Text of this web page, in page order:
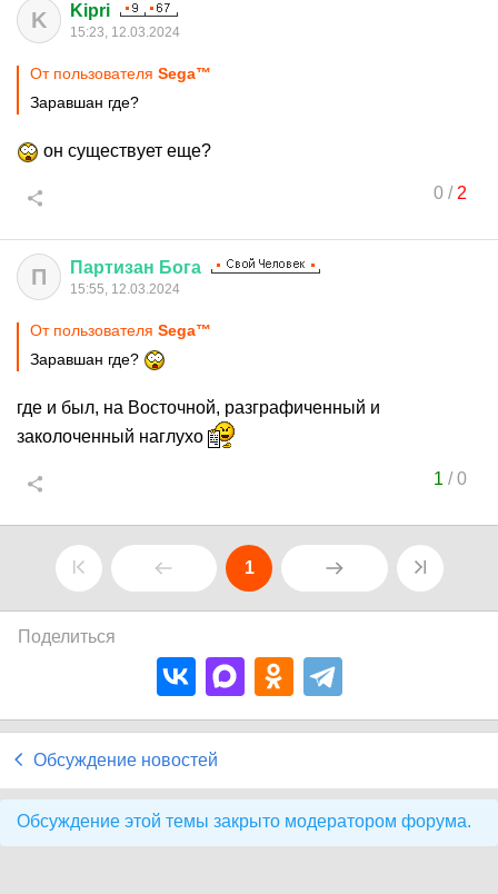
K Kipri
15:23, 12.03.2024
От пользователя Sega™
Заравшан где?
он существует еще?
0/ 2
П Партизан Бога
15:55, 12.03.2024
От пользователя Sega™
Заравшан где?
где и был, на Восточной, разграфиченный и
заколоченный наглухо
1 /0
1
Поделиться
Обсуждение новостей
Обсуждение этой темы закрыто модератором форума.